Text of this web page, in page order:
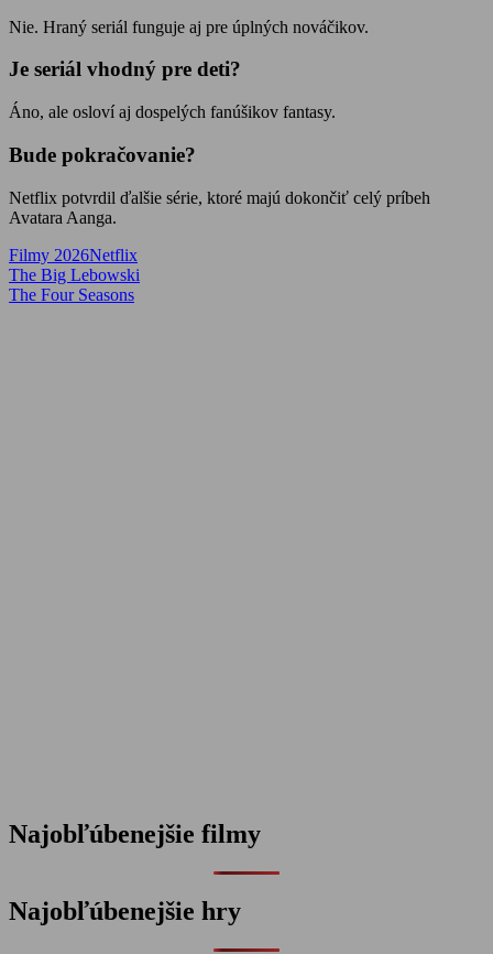
Nie. Hraný seriál funguje aj pre úplných nováčikov.
Je seriál vhodný pre deti?
Áno, ale osloví aj dospelých fanúšikov fantasy.
Bude pokračovanie?
Netflix potvrdil ďalšie série, ktoré majú dokončiť celý príbeh
Avatara Aanga.
Filmy 2026Netflix
Navigácia
v
Previous
Post:
The Big Lebowski
Next
The Four Seasons
Najobľúbenejšie filmy
Najobľúbenejšie hry